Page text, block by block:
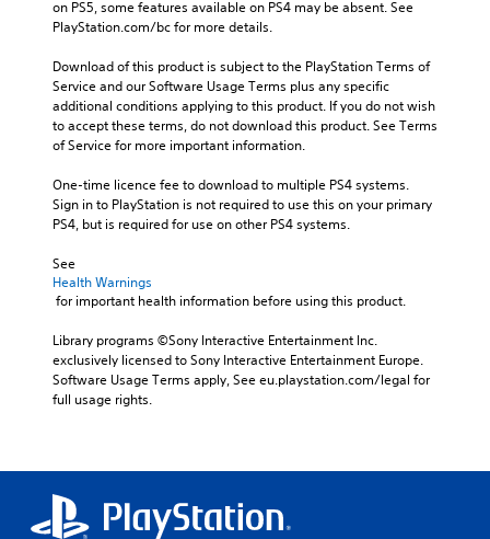
on PS5, some features available on PS4 may be absent. See
PlayStation.com/bc for more details.
Download of this product is subject to the PlayStation Terms of
Service and our Software Usage Terms plus any specific
additional conditions applying to this product. If you do not wish
to accept these terms, do not download this product. See Terms
of Service for more important information.
One-time licence fee to download to multiple PS4 systems.
Sign in to PlayStation is not required to use this on your primary
PS4, but is required for use on other PS4 systems.
See
Health Warnings
for important health information before using this product.
Library programs ©Sony Interactive Entertainment Inc.
exclusively licensed to Sony Interactive Entertainment Europe.
Software Usage Terms apply, See eu.playstation.com/legal for
full usage rights.